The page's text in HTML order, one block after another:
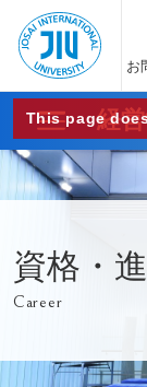
JIU
城西
大学
お
This page経
資格・
Career